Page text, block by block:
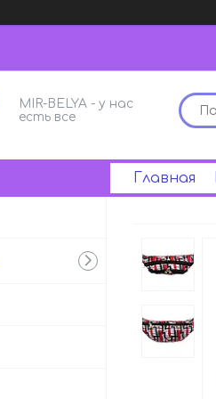
MIR-BELYA - у нас
есть все
Главная